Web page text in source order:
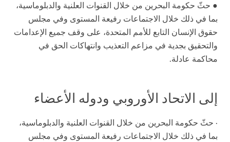
● حثّ حكومة البحرين من خلال القنوات العلنية والدبلوماسية،
بما في ذلك خلال الاجتماعات رفيعة المستوى وفي مجلس
حقوق الإنسان التابع للأمم المتحدة، على وقف جميع الإعدامات
والتحقيق بجدية في مزاعم التعذيب وانتهاكات الحق في
محاكمة عادلة.
إلى الاتحاد الأوروبي ودوله الأعضاء
· حثّ حكومة البحرين من خلال القنوات العلنية والدبلوماسية،
بما في ذلك خلال الاجتماعات رفيعة المستوى وفي مجلس